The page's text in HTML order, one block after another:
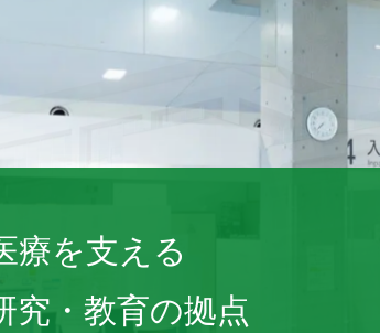
大学 会津診療センター
療を支える
究・教育の拠点